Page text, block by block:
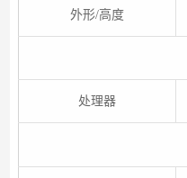
外形/高度
处理器